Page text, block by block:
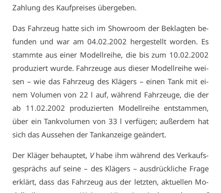
Zah­lung des Kauf­prei­ses über­ge­ben.
Das Fahr­zeug hat­te sich im Show­room der Be­klag­ten be­
fun­den und war am 04.02.2002 her­ge­stellt wor­den. Es
stamm­te aus ei­ner Mo­dell­rei­he, die bis zum 10.02.2002
pro­du­ziert wur­de. Fahr­zeu­ge aus die­ser Mo­dell­rei­he wei­
sen – wie das Fahr­zeug des Klä­gers – ei­nen Tank mit ei­
nem Vo­lu­men von 22 l auf, wäh­rend Fahr­zeu­ge, die der
ab 11.02.2002 pro­du­zier­ten Mo­dell­rei­he ent­stam­men,
über ein Tank­vo­lu­men von 33 l ver­fü­gen; au­ßer­dem hat
sich das Aus­se­hen der Tank­an­zei­ge ge­än­dert.
Der Klä­ger be­haup­tet, Vha­be ihm wäh­rend des Ver­kaufs­
ge­sprächs auf sei­ne – des Klä­gers – aus­drück­li­che Fra­ge
er­klärt, dass das Fahr­zeug aus der letz­ten, ak­tu­el­len Mo­